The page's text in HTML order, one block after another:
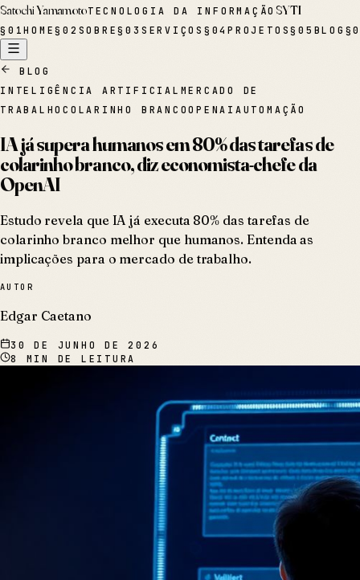
Satochi YamamotoTECNOLOGIA DA INFORMAÇÃOSYTI
§ 01HOME§02 SOBRE§03 SERVIÇOS § 04PROJETOS§05 BLOG §
BLOG
INTELIGÊNCIA ARTIFICIAL MERCADO DE
TRABALHOCOLARINHO BRANCOOPENAI AUTOMAÇÃO
IA já supera humanos em 80% das tarefas de
colarinho branco, diz economista-chefe da
OpenAI
Estudo revela que IA já executa 80% das tarefas de
colarinho branco melhor que humanos. Entenda as
implicações para o mercado de trabalho.
AUTOR
Edgar Caetano
30 DE JUNHO DE 2026
8
MIN DE LEITURA